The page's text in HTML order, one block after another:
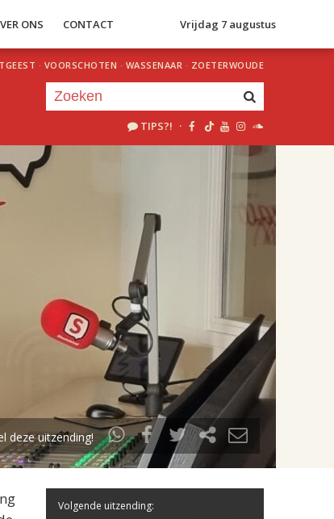
ONS CONTACT Vrijdag 7 augustus
· VOORSCHOTEN · WASSENAAR · ZOETERWOUDE
TIPS?! ·
uur 1 van 2
Volgend uur
deze uitzending!
Volgende uitzending: